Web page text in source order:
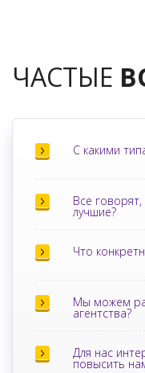
ЧАСТЫЕ
С какими
Все
лучшие?
Что
Мы можем
агентства?
Для нас
повысить